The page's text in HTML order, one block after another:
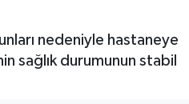
nedeniyle hastaneye
sağlık durumunun stabil